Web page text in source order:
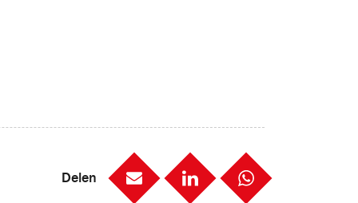
Delen Mail LinkedInWhatsApp